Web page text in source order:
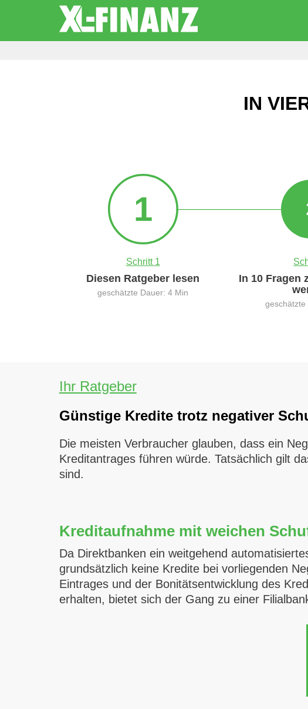
IN
1
Schritt 1
Diesen Ratgeber lesen
geschätzte Dauer: 4 Min
In 10 Fragen
geschätzte
Ihr Ratgeber
Günstige Kredite trotz negativer
Die meisten Verbraucher glauben, dass ein
Kreditantrages führen würde. Tatsächlich gilt
sind.
Kreditaufnahme mit weichen
Da Direktbanken ein weitgehend
grundsätzlich keine Kredite bei vorliegenden
Eintrages und der Bonitätsentwicklung des
erhalten, bietet sich der Gang zu einer